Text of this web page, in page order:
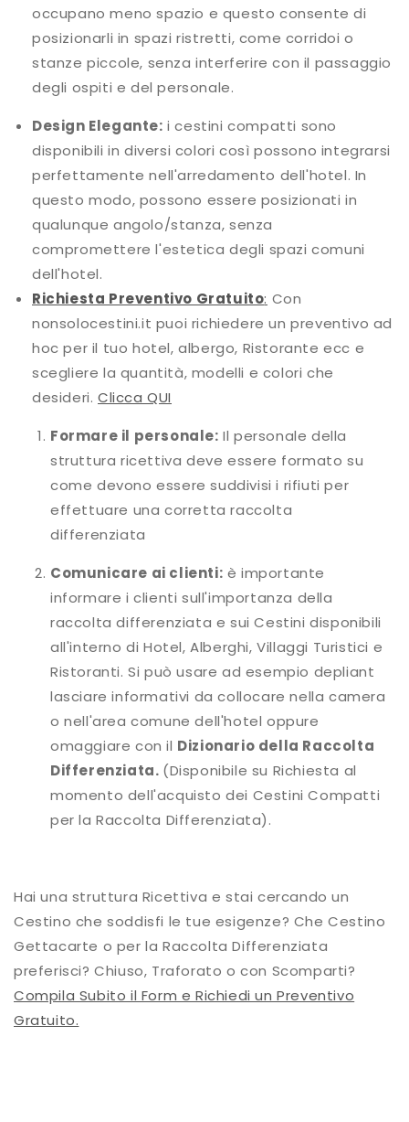
occupano meno spazio e questo consente di
posizionarli in spazi ristretti, come corridoi o
stanze piccole, senza interferire con il passaggio
degli ospiti e del personale.
Design Elegante: i cestini compatti sono
disponibili in diversi colori così possono integrarsi
perfettamente nell'arredamento dell'hotel. In
questo modo, possono essere posizionati in
qualunque angolo/stanza, senza
compromettere l'estetica degli spazi comuni
dell'hotel.
Richiesta Preventivo Gratuito: Con
nonsolocestini.it puoi richiedere un preventivo ad
hoc per il tuo hotel, albergo, Ristorante ecc e
scegliere la quantità, modelli e colori che
desideri. Clicca QUI
Formare il personale: Il personale della
struttura ricettiva deve essere formato su
come devono essere suddivisi i rifiuti per
effettuare una corretta raccolta
differenziata
Comunicare ai clienti: è importante
informare i clienti sull'importanza della
raccolta differenziata e sui Cestini disponibili
all'interno di Hotel, Alberghi, Villaggi Turistici e
Ristoranti. Si può usare ad esempio depliant
lasciare informativi da collocare nella camera
o nell'area comune dell'hotel oppure
omaggiare con il Dizionario della Raccolta
Differenziata. (Disponibile su Richiesta al
momento dell'acquisto dei Cestini Compatti
per la Raccolta Differenziata).
Hai una struttura Ricettiva e stai cercando un
Cestino che soddisfi le tue esigenze? Che Cestino
Gettacarte o per la Raccolta Differenziata
preferisci? Chiuso, Traforato o con Scomparti?
Compila Subito il Form e Richiedi un Preventivo
Gratuito.